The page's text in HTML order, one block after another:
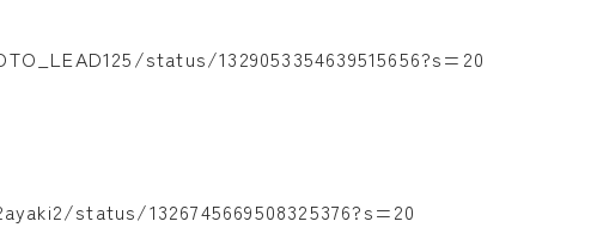
status/1329053354639515656?s=20
status/1326745669508325376?s=20